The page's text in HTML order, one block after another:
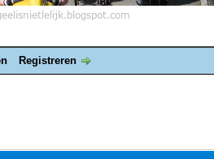
Registreren